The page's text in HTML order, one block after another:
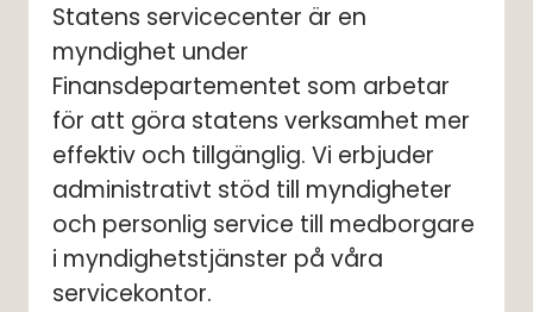
Statens servicecenter är en
myndighet under
Finansdepartementet som arbetar
för att göra statens verksamhet mer
effektiv och tillgänglig. Vi erbjuder
administrativt stöd till myndigheter
och personlig service till medborgare
i myndighetstjänster på våra
servicekontor.